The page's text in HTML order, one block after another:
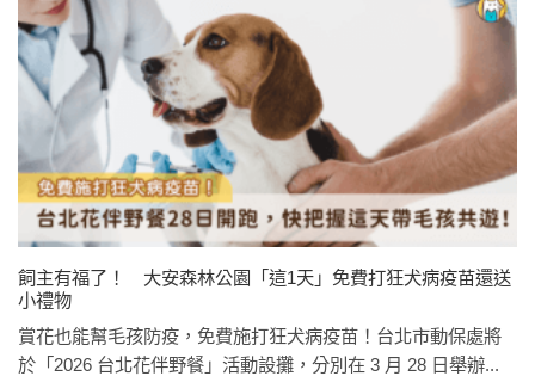
飼主有福了！ 大安森林公園「這1天」免費打狂犬病疫苗還送
小禮物
賞花也能幫毛孩防疫，免費施打狂犬病疫苗！台北市動保處將
於「2026 台北花伴野餐」活動設攤，分別在 3 月 28 日舉辦...